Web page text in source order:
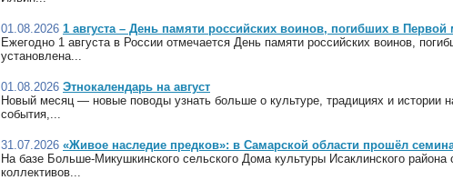
01.08.2026 1 августа – День памяти российских воинов, погибших в
Ежегодно 1 августа в России отмечается День памяти российских воинов,
установлена...
01.08.2026 Этнокалендарь на август
Новый месяц — новые поводы узнать больше о культуре, традициях и
события,...
31.07.2026 «Живое наследие предков»: в Самарской области прошёл
На базе Больше-Микушкинского сельского Дома культуры Исаклинского
коллективов...